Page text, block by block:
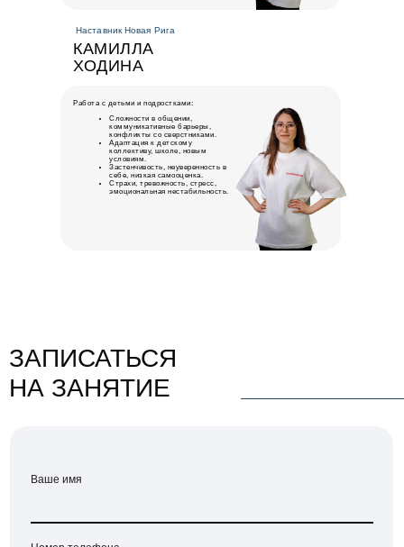
КАМИЛЛА
ХОДИНА
Работа с детьми и подростками:
Сложности в общении,
коммуникативные барьеры,
конфликты со сверстниками.
Адаптация к детскому
коллективу, школе, новым
условиям.
Застенчивость, неуверенность в
себе, низкая самооценка.
Страхи, тревожность, стресс,
эмоциональная нестабильность.
Наставник Новая Рига
ЗАПИСАТЬСЯ
НА ЗАНЯТИЕ
Ваше имя